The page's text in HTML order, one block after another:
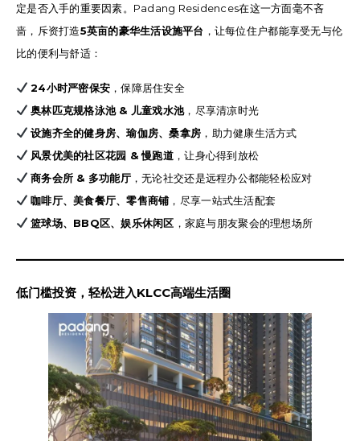
定是否入手的重要因素。Padang Residences在这一方面毫不吝
啬，斥资打造5英亩的豪华生活设施平台 ，让每位住户都能享受无与伦
比的便利与舒适：
24小时严密保安 ，保障居住安全
奥林匹克规格泳池 & 儿童戏水池，尽享清凉时光
设施齐全的健身房、瑜伽房、桑拿房 ，助力健康生活方式
风景优美的社区花园 & 慢跑道，让身心得到放松
商务会所 & 多功能厅，无论社交还是远程办公都能轻松应对
咖啡厅、美食餐厅、零售商铺，尽享一站式生活配套
篮球场、BBQ区、娱乐休闲区 ，家庭与朋友聚会的理想场所
低门槛投资，轻松进入KLCC高端生活圈